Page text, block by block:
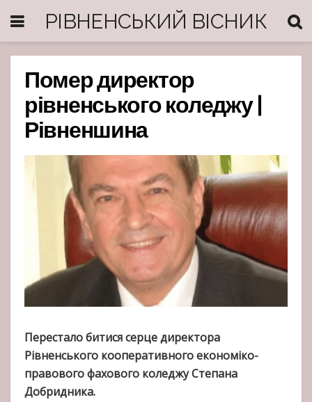
РІВНЕНСЬКИЙ ВІСНИК
Помер директор
рівненського коледжу |
Рівненшина
Перестало битися серце директора
Рівненського кооперативного економіко-
правового фахового коледжу Степана
Добридника.